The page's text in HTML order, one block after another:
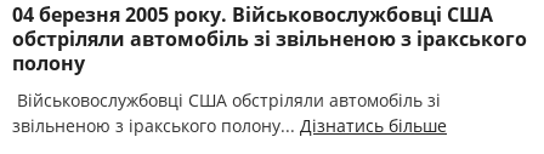
04 березня 2005 року. Військовослужбовці США
обстріляли автомобіль зі звільненою з іракського
полону
Військовослужбовці США обстріляли автомобіль зі
звільненою з іракського полону... Дізнатись більше